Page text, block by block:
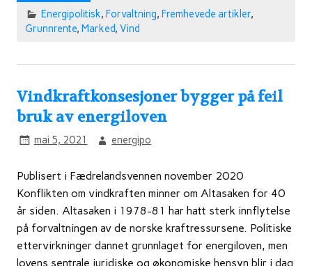
Energipolitisk, Forvaltning, Fremhevede artikler,
Grunnrente, Marked, Vind
Vindkraftkonsesjoner bygger på feil
bruk av energiloven
mai 5, 2021 energipo
Publisert i Fædrelandsvennen november 2020
Konflikten om vindkraften minner om Altasaken for 40
år siden. Altasaken i 1978-81 har hatt sterk innflytelse
på forvaltningen av de norske kraftressursene. Politiske
ettervirkninger dannet grunnlaget for energiloven, men
lovens sentrale juridiske og økonomiske hensyn blir i dag